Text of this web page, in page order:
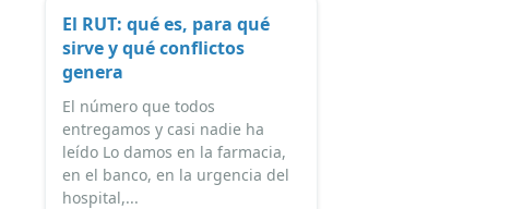
El RUT: qué es, para qué
sirve y qué conflictos
genera
El número que todos
entregamos y casi nadie ha
leído Lo damos en la farmacia,
en el banco, en la urgencia del
hospital,...